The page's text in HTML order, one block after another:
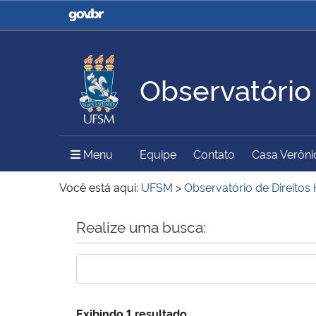
Casa Civil
Ministério da Justiça e
Ministério da Agricultura,
Pecuária e Abastecimento
Ministério da Educação
Ministério do Meio Ambiente Ministério do Turismo
Menu Menu Principal do Sítio
Equipe Contato Casa
Você está aqui: UFSM >Observatório de Direitos
Início do conteúdo
Realize uma busca:
Exibindo 1 resultado